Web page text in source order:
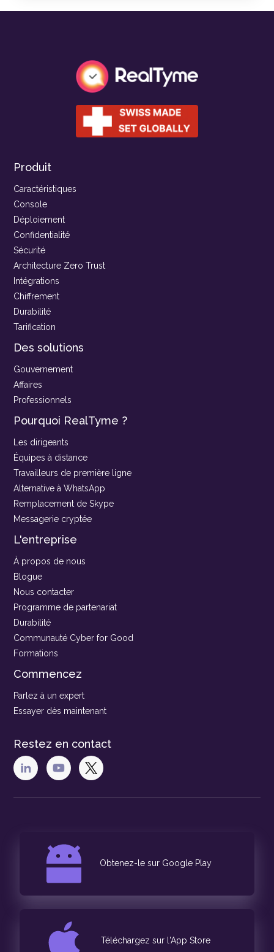
Produit
Caractéristiques
Console
Déploiement
Confidentialité
Sécurité
Architecture Zero Trust
Intégrations
Chiffrement
Durabilité
Tarification
Des solutions
Gouvernement
Affaires
Professionnels
Pourquoi RealTyme ?
Les dirigeants
Équipes à distance
Travailleurs de première ligne
Alternative à WhatsApp
Remplacement de Skype
Messagerie cryptée
L'entreprise
À propos de nous
Blogue
Nous contacter
Programme de partenariat
Durabilité
Communauté Cyber for Good
Formations
Commencez
Parlez à un expert
Essayer dès maintenant
Restez en contact
Obtenez-le sur Google Play
Téléchargez sur l'App Store